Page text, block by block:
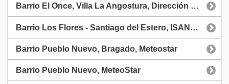
Barrio El Once, Villa La Angostura, Dirección de Protección Civil
Barrio Los Flores - Santiago del Estero, ISANTIAG199
Barrio Pueblo Nuevo, Bragado, Meteostar
Barrio Pueblo Nuevo, MeteoStar